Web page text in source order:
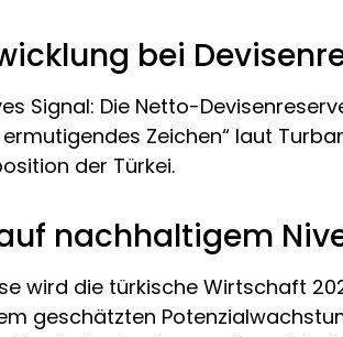
bei
Signal: Die Netto-
ermutigendes Zeichen“ laut
der Türkei.
nachhaltigem
wird die türkische Wirtschaft
geschätzten